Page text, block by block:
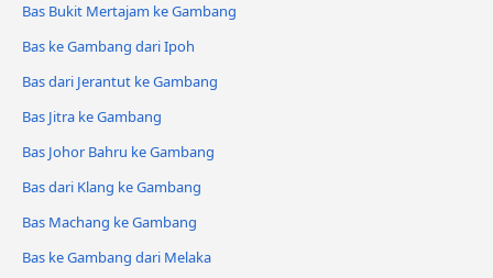
Bas Bukit Mertajam ke Gambang
Bas ke Gambang dari Ipoh
Bas dari Jerantut ke Gambang
Bas Jitra ke Gambang
Bas Johor Bahru ke Gambang
Bas dari Klang ke Gambang
Bas Machang ke Gambang
Bas ke Gambang dari Melaka